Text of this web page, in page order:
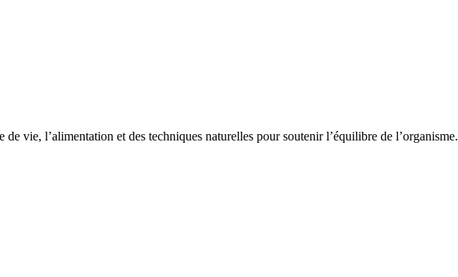
vie, l’alimentation et des techniques naturelles pour soutenir l’équilibre de l’organisme.